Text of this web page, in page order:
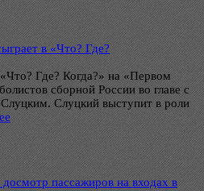
в «Что? Где?
Где? Когда?» на «Первом
сборной России во главе с
Слуцкий выступит в роли
пассажиров на входах в